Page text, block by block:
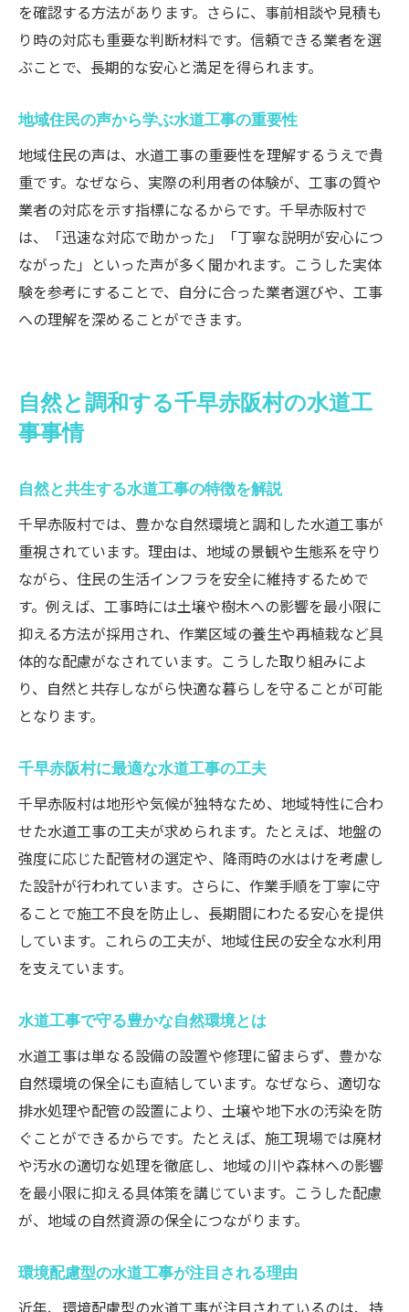
を確認する方法があります。さらに、事前相談や見積も
り時の対応も重要な判断材料です。信頼できる業者を選
ぶことで、長期的な安心と満足を得られます。
地域住民の声から学ぶ水道工事の重要性
地域住民の声は、水道工事の重要性を理解するうえで貴
重です。なぜなら、実際の利用者の体験が、工事の質や
業者の対応を示す指標になるからです。千早赤阪村で
は、「迅速な対応で助かった」「丁寧な説明が安心につ
ながった」といった声が多く聞かれます。こうした実体
験を参考にすることで、自分に合った業者選びや、工事
への理解を深めることができます。
自然と調和する千早赤阪村の水道工
事事情
自然と共生する水道工事の特徴を解説
千早赤阪村では、豊かな自然環境と調和した水道工事が
重視されています。理由は、地域の景観や生態系を守り
ながら、住民の生活インフラを安全に維持するためで
す。例えば、工事時には土壌や樹木への影響を最小限に
抑える方法が採用され、作業区域の養生や再植栽など具
体的な配慮がなされています。こうした取り組みによ
り、自然と共存しながら快適な暮らしを守ることが可能
となります。
千早赤阪村に最適な水道工事の工夫
千早赤阪村は地形や気候が独特なため、地域特性に合わ
せた水道工事の工夫が求められます。たとえば、地盤の
強度に応じた配管材の選定や、降雨時の水はけを考慮し
た設計が行われています。さらに、作業手順を丁寧に守
ることで施工不良を防止し、長期間にわたる安心を提供
しています。これらの工夫が、地域住民の安全な水利用
を支えています。
水道工事で守る豊かな自然環境とは
水道工事は単なる設備の設置や修理に留まらず、豊かな
自然環境の保全にも直結しています。なぜなら、適切な
排水処理や配管の設置により、土壌や地下水の汚染を防
ぐことができるからです。たとえば、施工現場では廃材
や汚水の適切な処理を徹底し、地域の川や森林への影響
を最小限に抑える具体策を講じています。こうした配慮
が、地域の自然資源の保全につながります。
環境配慮型の水道工事が注目される理由